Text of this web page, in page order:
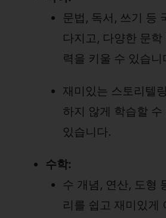
문법, 독서, 쓰기 등
다지고, 다양한 문
력을 키울 수 있습니
재미있는 스토리텔
하지 않게 학습할
있습니다.
수학:
수 개념, 연산, 도형
리를 쉽고 재미있게